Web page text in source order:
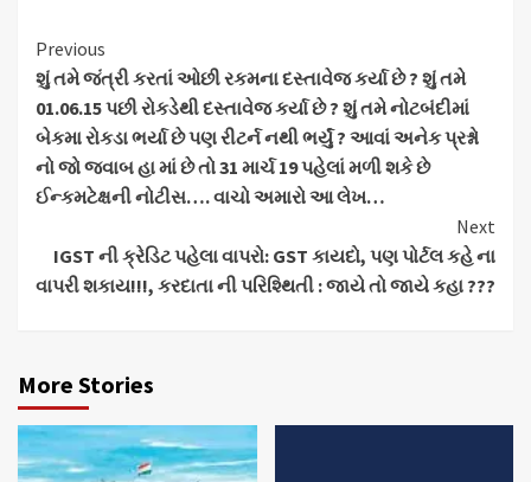
Continue
Reading
Previous
શું તમે જંત્રી કરતાં ઓછી રકમના દસ્તાવેજ કર્યા છે ? શું તમે
01.06.15 પછી રોકડેથી દસ્તાવેજ કર્યા છે ? શું તમે નોટબંદીમાં
બેકમા રોકડા ભર્યા છે પણ રીટર્ન નથી ભર્યું ? આવાં અનેક પ્રશ્નો
નો જો જવાબ હા માં છે તો 31 માર્ચ 19 પહેલાં મળી શકે છે
ઈન્કમટેક્ષની નોટીસ…. વાચો અમારો આ લેખ…
Next
IGST ની ક્રેડિટ પહેલા વાપરો: GST કાયદો, પણ પોર્ટલ કહે ના
વાપરી શકાય!!!, કરદાતા ની પરિશ્થિતી : જાયે તો જાયે કહા ???
More Stories